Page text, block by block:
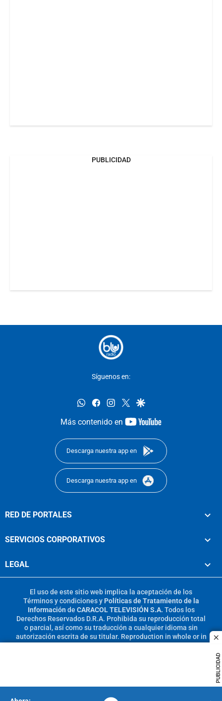
PUBLICIDAD
PUBLICIDAD
Síguenos en:
whatsappfacebookinstagram
twittergoogle
Más contenido en
youtube-
Descarga nuestra app en
Descarga nuestra app en
RED DE PORTALES
SERVICIOS CORPORATIVOS
LEGAL
El uso de este sitio web implica la aceptación de los
Términos y condicionesy Políticas de Tratamiento de la
Información de CARACOL TELEVISIÓN S.A. Todos los
Derechos Reservados D.R.A. Prohibida su reproducción total
o parcial, así como su traducción a cualquier idioma sin
autorización escrita de su titular. Reproduction in whole or in